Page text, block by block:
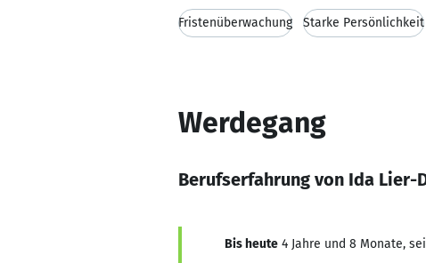
Fristenüberwachung Starke Persönlichkeit
Werdegang
Berufserfahrung von Ida Lier-
Bis heute 4 Jahre und 8 Monate,